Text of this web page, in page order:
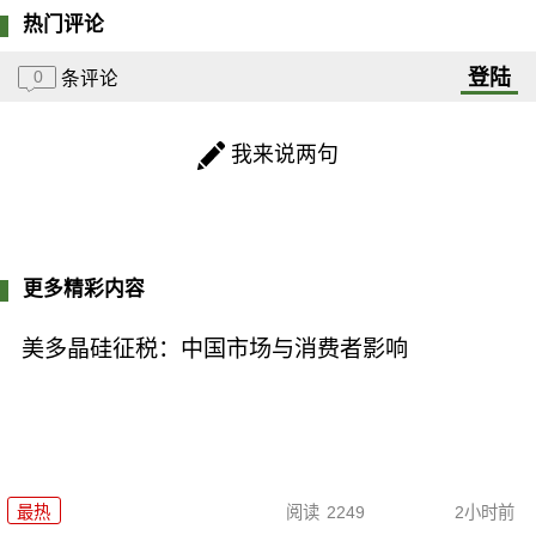
热门评论
0 条评论 登陆
我来说两句
更多精彩内容
美多晶硅征税：中国市场与消费者影响
最热 阅读 2249 2小时前